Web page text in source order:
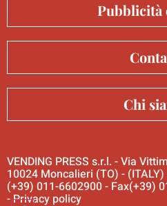
Pubblicità
Chi
VENDING PRESS s.r.l. - Via
10024 Moncalieri (TO) -
(+39) 011-6602900 - Fax(+39)
-Privacy policy